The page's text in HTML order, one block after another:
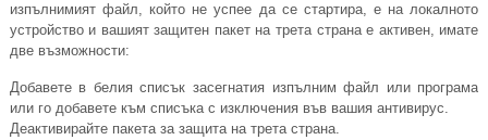
изпълнимият файл, който не успее да се стартира, е на локалното
устройство и вашият защитен пакет на трета страна е активен, имате
две възможности:
Добавете в белия списък засегнатия изпълним файл или програма
или го добавете към списъка с изключения във вашия антивирус.
Деактивирайте пакета за защита на трета страна.